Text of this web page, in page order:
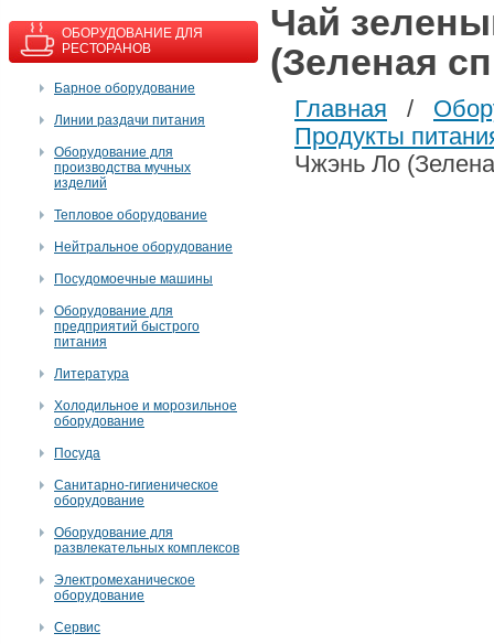
ОБОРУДОВАНИЕ ДЛЯ
РЕСТОРАНОВ
Барное оборудование
Линии раздачи питания
Оборудование для
производства мучных
изделий
Тепловое оборудование
Нейтральное оборудование
Посудомоечные машины
Оборудование для
предприятий быстрого
питания
Литература
Холодильное и морозильное
оборудование
Посуда
Санитарно-гигиеническое
оборудование
Оборудование для
развлекательных комплексов
Электромеханическое
оборудование
Сервис
Чай
(Зеленая
Главная /
Продукты
Чжэнь Ло